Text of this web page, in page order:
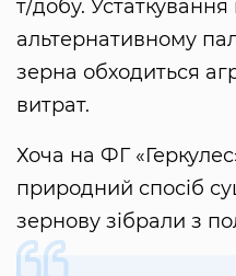
т/добу.
альтернативному
зерна обходиться
витрат.
Хоча на ФГ
природний спосіб
зернову зібрали з